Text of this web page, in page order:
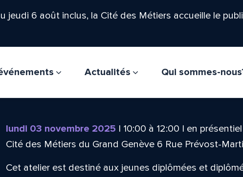
6 août inclus, la Cité des Métiers accueille le
Actualités
Qui sommes-
lundi 03 novembre 2025 | 10:00 à 12:00 | en présentiel
Cité des Métiers du Grand Genève 6 Rue Prévost-
Cet atelier est destiné aux jeunes diplômées et